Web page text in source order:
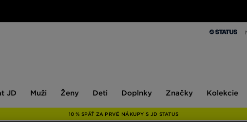
JD Muži Ženy Deti Doplnky Značky Kolekcie
10 % SPÄŤ ZA PRVÉ NÁKUPY S JD STATUS